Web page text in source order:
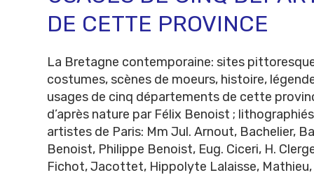
DE CETTE PROVINCE
La Bretagne contemporaine: sites
costumes, scènes de moeurs, histoire,
usages de cinq départements de cette
d’après nature par Félix Benoist ;
artistes de Paris: Mm Jul. Arnout, Bachelier,
Benoist, Philippe Benoist, Eug. Ciceri, H.
Fichot, Jacottet, Hippolyte Lalaisse, Mathieu,